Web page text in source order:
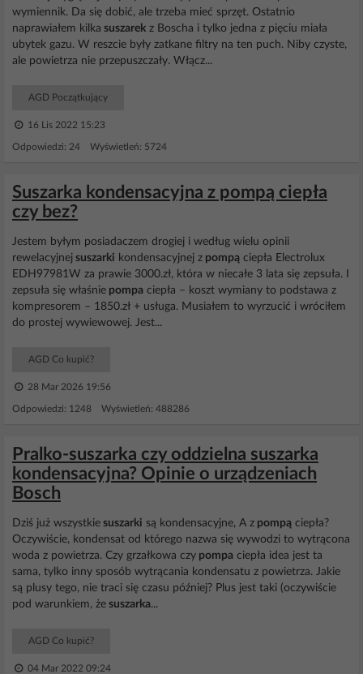
wymiennik. Da się dobić, ale trzeba mieć sprzęt. Ostatnio
naprawiałem kilka suszarek z Boscha i tylko jedna z pięciu miała
ubytek gazu. W reszcie były zatkane filtry na ten puch. Niby czyste,
ale powietrza nie przepuszczały. Włącz...
AGD Początkujący
16 Lis 2022 15:23
Odpowiedzi: 24 Wyświetleń: 5724
Suszarka kondensacyjna z pompą ciepła
czy bez?
Jestem byłym posiadaczem drogiej i według wielu opinii
rewelacyjnej suszarki kondensacyjnej z pompą ciepła Electrolux
EDH97981W za prawie 3000.zł, która w niecałe 3 lata się zepsuła. I
zepsuła się właśnie pompa ciepła – koszt wymiany to podstawa z
kompresorem – 1850.zł + usługa. Musiałem to wyrzucić i wróciłem
do prostej wywiewowej. Jest...
AGD Co kupić?
28 Mar 2026 19:56
Odpowiedzi: 1248 Wyświetleń: 488286
Pralko-suszarka czy oddzielna suszarka
kondensacyjna? Opinie o urządzeniach
Bosch
Dziś już wszystkie suszarki są kondensacyjne, A z pompą ciepła?
Oczywiście, kondensat od którego nazwa się wywodzi to wytrącona
woda z powietrza. Czy grzałkowa czy pompa ciepła idea jest ta
sama, tylko inny sposób wytrącania kondensatu z powietrza. Jakie
są plusy tego, nie traci się czasu później? Plus jest taki (oczywiście
pod warunkiem, że suszarka...
AGD Co kupić?
04 Mar 2022 09:24